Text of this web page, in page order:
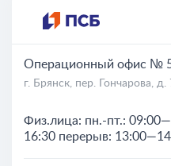
Операционный офис №
г. Брянск, пер. Гончарова, д.
Физ.лица: пн.-пт.:
16:30 перерыв: